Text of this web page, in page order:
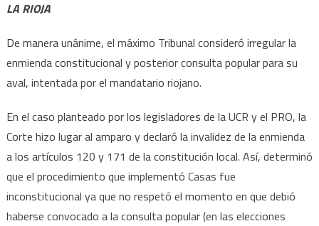
LA RIOJA
De manera unánime, el máximo Tribunal consideró irregular la
enmienda constitucional y posterior consulta popular para su
aval, intentada por el mandatario riojano.
En el caso planteado por los legisladores de la UCR y el PRO, la
Corte hizo lugar al amparo y declaró la invalidez de la enmienda
a los artículos 120 y 171 de la constitución local. Así, determinó
que el procedimiento que implementó Casas fue
inconstitucional ya que no respetó el momento en que debió
haberse convocado a la consulta popular (en las elecciones